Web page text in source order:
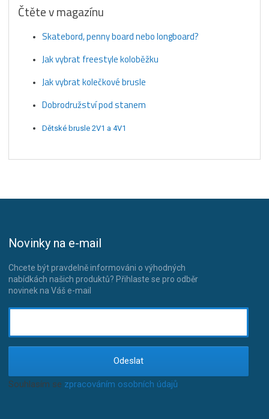
Čtěte v magazínu
Skatebord, penny board nebo longboard?
Jak vybrat freestyle koloběžku
Jak vybrat kolečkové brusle
Dobrodružství pod stanem
Dětské brusle 2V1 a 4V1
Novinky na e-mail
Chcete být pravdelně informováni o výhodných
nabídkách našich produktů? Přihlaste se pro odběr
novinek na Váš e-mail
Odeslat
Souhlasím se zpracováním osobních údajů